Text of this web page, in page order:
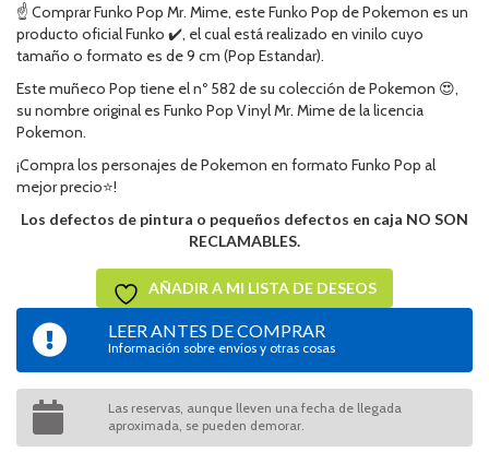
☝ Comprar Funko Pop Mr. Mime, este Funko Pop de Pokemon es un
producto oficial Funko ✔️, el cual está realizado en vinilo cuyo
tamaño o formato es de 9 cm (Pop Estandar).
Este muñeco Pop tiene el nº 582 de su colección de Pokemon 😍,
su nombre original es Funko Pop Vinyl Mr. Mime de la licencia
Pokemon.
¡Compra los personajes de Pokemon en formato Funko Pop al
mejor precio⭐!
Los defectos de pintura o pequeños defectos en caja NO SON
RECLAMABLES.
AÑADIR A MI LISTA DE DESEOS
LEER ANTES DE COMPRAR
Información sobre envíos y otras cosas
Las reservas, aunque lleven una fecha de llegada
aproximada, se pueden demorar.